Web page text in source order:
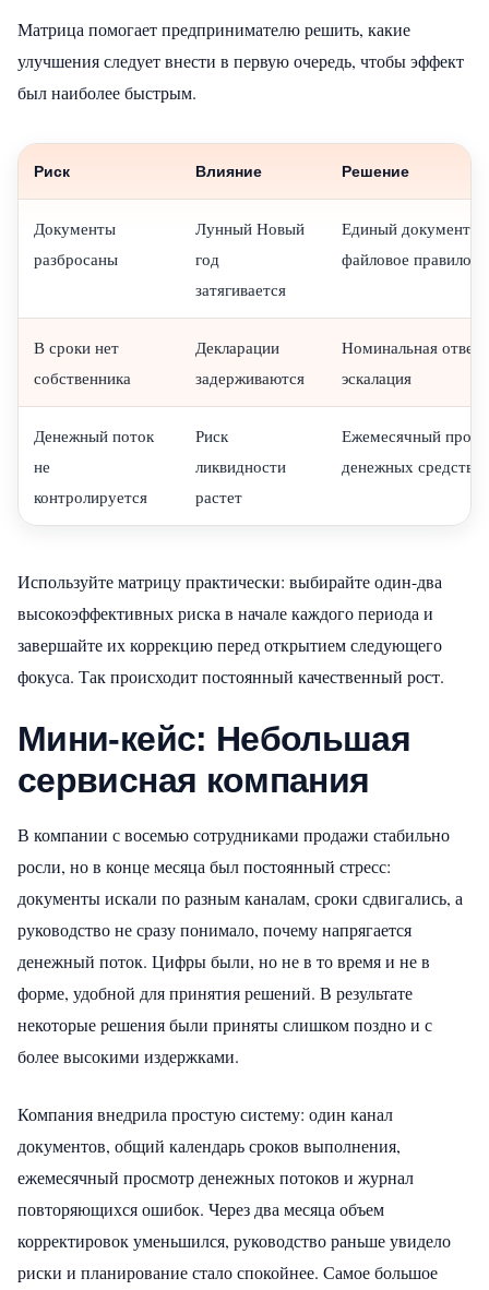
Матрица помогает предпринимателю решить, какие
улучшения следует внести в первую очередь, чтобы эффект
был наиболее быстрым.
Риск Влияние Решение
Документы
разбросаны
Лунный Новый
год
затягивается
Единый
файловое правило
В сроки нет
собственника
Декларации
задерживаются
Номинальная
эскалация
Денежный поток
не
контролируется
Риск
ликвидности
растет
Ежемесячный
денежных средств
Используйте матрицу практически: выбирайте один-два
высокоэффективных риска в начале каждого периода и
завершайте их коррекцию перед открытием следующего
фокуса. Так происходит постоянный качественный рост.
Мини-кейс: Небольшая
сервисная компания
В компании с восемью сотрудниками продажи стабильно
росли, но в конце месяца был постоянный стресс:
документы искали по разным каналам, сроки сдвигались, а
руководство не сразу понимало, почему напрягается
денежный поток. Цифры были, но не в то время и не в
форме, удобной для принятия решений. В результате
некоторые решения были приняты слишком поздно и с
более высокими издержками.
Компания внедрила простую систему: один канал
документов, общий календарь сроков выполнения,
ежемесячный просмотр денежных потоков и журнал
повторяющихся ошибок. Через два месяца объем
корректировок уменьшился, руководство раньше увидело
риски и планирование стало спокойнее. Самое большое